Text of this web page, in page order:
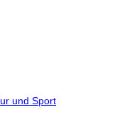
und Sport